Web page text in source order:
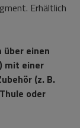
Erhältlich
einen
mit einer
(z. B.
oder